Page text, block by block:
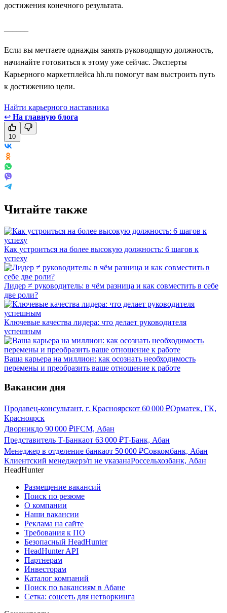
достижения конечного результата.
Если вы мечтаете однажды занять руководящую должность,
начинайте готовиться к этому уже сейчас. Эксперты
Карьерного маркетплейса hh.ru помогут вам выстроить путь
к достижению цели.
Найти карьерного наставника
↩ На главную блога
10
Читайте также
Как устроиться на более высокую должность: 6 шагов к
успеху
Лидер ≠ руководитель: в чём разница и как совместить в себе
две роли?
Ключевые качества лидера: что делает руководителя
успешным
Ваша карьера на миллион: как осознать необходимость
перемены и преобразить ваше отношение к работе
Вакансии дня
Продавец-консультант, г. Красноярскот 60 000 ₽Орматек, ГК,
Красноярск
Дворникдо 90 000 ₽iFCM, Абан
Представитель Т-Банкаот 63 000 ₽Т-Банк, Абан
Менеджер в отделение банкаот 50 000 ₽Совкомбанк, Абан
Клиентский менеджерз/п не указанаРоссельхозбанк, Абан
HeadHunter
Размещение вакансий
Поиск по резюме
О компании
Наши вакансии
Реклама на сайте
Требования к ПО
Безопасный HeadHunter
HeadHunter API
Партнерам
Инвесторам
Каталог компаний
Поиск по вакансиям в Абане
Сетка: соцсеть для нетворкинга